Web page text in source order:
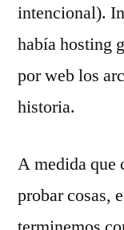
intencional).
había hosting
por web los
historia.
A medida que
probar cosas,